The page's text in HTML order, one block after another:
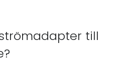
till